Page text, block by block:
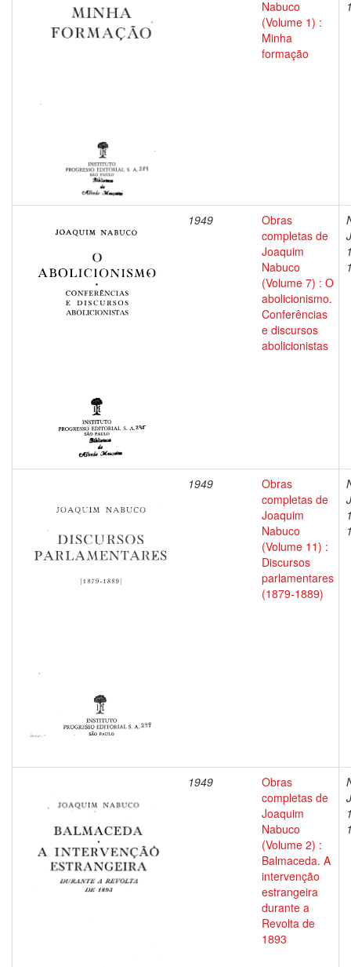
Nabuco
(Volume 1) :
Minha
formação
1949
Obras
completas de
Joaquim
Nabuco
(Volume 7) : O
abolicionismo.
Conferências
e discursos
abolicionistas
1949
Obras
completas de
Joaquim
Nabuco
(Volume 11) :
Discursos
parlamentares
(1879-1889)
1949
Obras
completas de
Joaquim
Nabuco
(Volume 2) :
Balmaceda. A
intervenção
estrangeira
durante a
Revolta de
1893